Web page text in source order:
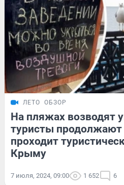
ЛЕТО ОБЗОР
На пляжах возводят
туристы
проходит
Крыму
7 июля, 2024, 09:00 1 652 6